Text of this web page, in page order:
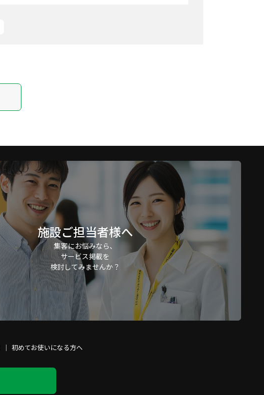
施設ご担当者様へ
集客にお悩みなら、
サービス掲載を
検討してみませんか？
初めてお使いになる方へ